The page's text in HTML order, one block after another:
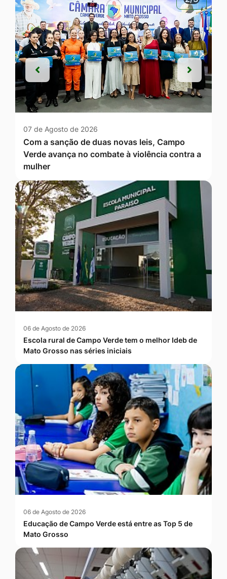
07 de Agosto de 2026
Com a sanção de duas novas leis, Campo
Verde avança no combate à violência contra a
mulher
Anterior
Anterior Próxima
06 de Agosto de 2026
Escola rural de Campo Verde tem o melhor Ideb de
Mato Grosso nas séries iniciais
06 de Agosto de 2026
Educação de Campo Verde está entre as Top 5 de
Mato Grosso